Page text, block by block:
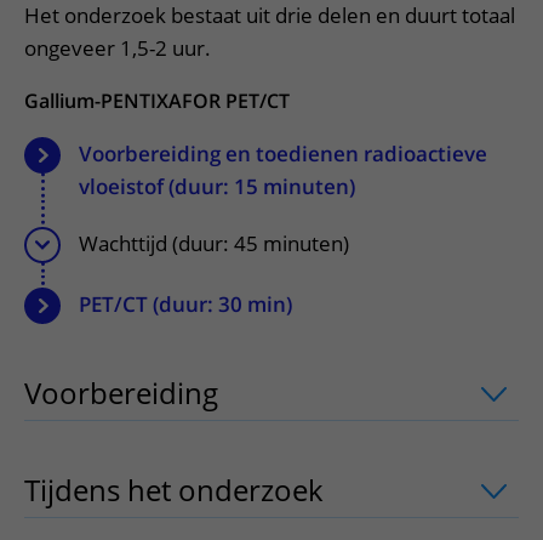
Mijn UMC Utrecht patiëntportaal
Contact met verpleegafdeling
Werken bij het UMC Utrecht
Het onderzoek bestaat uit drie delen en duurt totaal
ongeveer 1,5-2 uur.
Gallium-PENTIXAFOR PET/CT
Voorbereiding en toedienen radioactieve
vloeistof (duur: 15 minuten)
Wachttijd (duur: 45 minuten)
PET/CT (duur: 30 min)
Voorbereiding uitklapper, klik om te
Tijdens het onderzoek uitklapper, klik